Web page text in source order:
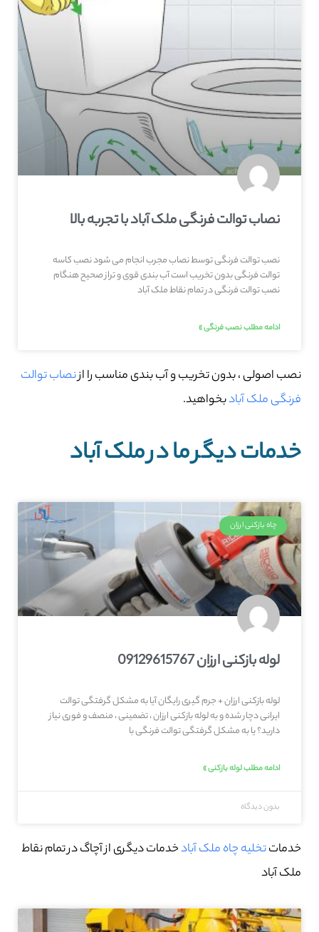
نصاب توالت فرنگی ملک آباد با تجربه بالا
نصب توالت فرنگی توسط نصاب مجرب انجام می شود نصب کاسه
توالت فرنگی بدون تخریب است آب بندی قوی و تراز صحیح هنگام
نصب توالت فرنگی در تمام نقاط ملک آباد
ادامه مطلب نصب فرنگی »
نصب اصولی ، بدون تخریب و آب بندی مناسب را ازنصاب توالت
فرنگی ملک آبادبخواهید.
خدمات دیگر ما در ملک آباد
چاه بازکنی ارزان
لوله بازکنی ارزان 09129615767
لوله بازکنی ارزان + جرم گیری رایگان آیا به مشکل گرفتگی توالت
ایرانی دچار شده و به لوله بازکنی ارزان ، تضمینی ، منصف و فوری نیاز
دارید؟ یا به مشکل گرفتگی توالت فرنگی با
ادامه مطلب لوله بازکنی »
بدون دیدگاه
خدماتتخلیه چاه ملک آبادخدمات دیگری از آچاگ در تمام نقاط
ملک آباد